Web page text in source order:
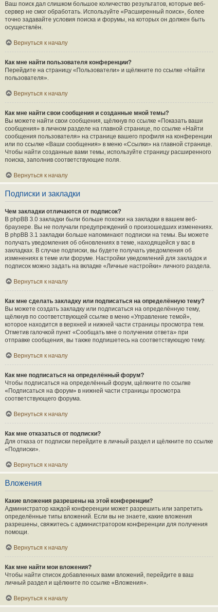
Ваш поиск дал слишком большое количество результатов, которые веб-
сервер не смог обработать. Используйте «Расширенный поиск», более
точно задавайте условия поиска и форумы, на которых он должен быть
осуществлён.
Вернуться к началу
Как мне найти пользователя конференции?
Перейдите на страницу «Пользователи» и щёлкните по ссылке «Найти
пользователя».
Вернуться к началу
Как мне найти свои сообщения и созданные мной темы?
Вы можете найти свои сообщения, щёлкнув по ссылке «Показать ваши
сообщения» в личном разделе на главной странице, по ссылке «Найти
сообщения пользователя» на странице вашего профиля на конференции
или по ссылке «Ваши сообщения» в меню «Ссылки» на главной странице.
Чтобы найти созданные вами темы, используйте страницу расширенного
поиска, заполнив соответствующие поля.
Вернуться к началу
Подписки и закладки
Чем закладки отличаются от подписок?
В phpBB 3.0 закладки были больше похожи на закладки в вашем веб-
браузере. Вы не получали предупреждений о произошедших изменениях.
В phpBB 3.1 закладки больше напоминают подписки на темы. Вы можете
получать уведомления об обновлениях в теме, находящейся у вас в
закладках. В случае подписки, вы будете получать уведомления об
изменениях в теме или форуме. Настройки уведомлений для закладок и
подписок можно задать на вкладке «Личные настройки» личного раздела.
Вернуться к началу
Как мне сделать закладку или подписаться на определённую тему?
Вы можете создать закладку или подписаться на определённую тему,
щёлкнув по соответствующей ссылке в меню «Управление темой»,
которое находится в верхней и нижней части страницы просмотра тем.
Отметив галочкой пункт «Сообщать мне о получении ответа» при
отправке сообщения, вы также подпишетесь на соответствующую тему.
Вернуться к началу
Как мне подписаться на определённый форум?
Чтобы подписаться на определённый форум, щёлкните по ссылке
«Подписаться на форум» в нижней части страницы просмотра
соответствующего форума.
Вернуться к началу
Как мне отказаться от подписки?
Для отказа от подписки перейдите в личный раздел и щёлкните по ссылке
«Подписки».
Вернуться к началу
Вложения
Какие вложения разрешены на этой конференции?
Администратор каждой конференции может разрешить или запретить
определённые типы вложений. Если вы не знаете, какие вложения
разрешены, свяжитесь с администратором конференции для получения
помощи.
Вернуться к началу
Как мне найти мои вложения?
Чтобы найти список добавленных вами вложений, перейдите в ваш
личный раздел и щёлкните по ссылке «Вложения».
Вернуться к началу